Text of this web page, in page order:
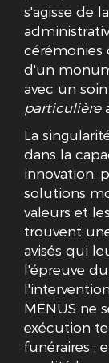
s'agisse de
cérémonies
d'un
avec un
particulière
La
dans la
innovation,
solutions
valeurs et
trouvent
avisés qui
l'épreuve
MENUS ne
exécution
funéraires ;